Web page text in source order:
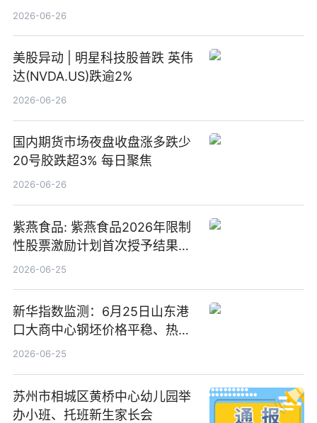
2026-06-26
美股异动 | 明星科技股普跌 英伟
达(NVDA.US)跌逾2%
2026-06-26
国内期货市场夜盘收盘涨多跌少
20号胶跌超3% 每日聚焦
2026-06-26
紫燕食品: 紫燕食品2026年限制
性股票激励计划首次授予结果公
告-微资讯
2026-06-25
新华指数监测：6月25日山东港
口大商中心钢坯价格平稳、热轧
C料价格微幅下跌
2026-06-25
苏州市相城区黄桥中心幼儿园举
办小班、托班新生家长会